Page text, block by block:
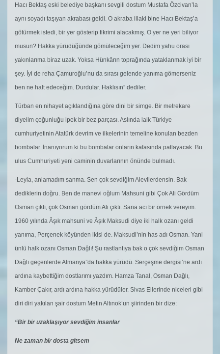
Hacı Bektaş eski belediye başkanı sevgili dostum Mustafa Özcivan’la
aynı soyadı taşıyan akrabası geldi. O akraba illaki bine Hacı Bektaş’a
götürmek istedi, bir yer gösterip fikrimi alacakmış. O yer ne yeri biliyor
musun? Hakka yürüdüğünde gömüleceğim yer. Dedim yahu orası
yakınlarıma biraz uzak. Yoksa Hünkârın toprağında yataklanmak iyi bir
şey. İyi de reha Çamuroğlu’nu da sırası gelende yanıma gömerseniz
ben ne halt edeceğim. Durdular. Haklısın” dediler.
Türban en nihayet açıklandığına göre dini bir simge. Bir metrekare
diyelim çoğunluğu ipek bir bez parçası. Aslında laik Türkiye
cumhuriyetinin Atatürk devrim ve ilkelerinin temeline konulan bezden
bombalar. İnanıyorum ki bu bombalar onların kafasında patlayacak. Bu
ulus Cumhuriyeti yeni caminin duvarlarının önünde bulmadı.
-Leyla, anlamadım sanma. Sen çok sevdiğim Alevilerdensin. Bak
dediklerin doğru. Ben de manevi oğlum Mahsuni gibi Çok Ali Gördüm
Osman çıktı, çok Osman gördüm Ali çıktı. Sana acı bir örnek vereyim.
1960 yılında Âşık mahsuni ve Âşık Maksudi diye iki halk ozanı geldi
yanıma, Perçenek köyünden ikisi de. Maksudi’nin has adı Osman. Yani
ünlü halk ozanı Osman Dağlı! Şu rastlantıya bak o çok sevdiğim Osman
Dağlı geçenlerde Almanya”da hakka yürüdü. Serçeşme dergisi’ne ardı
ardına kaybettiğim dostlarımı yazdım. Hamza Tanal, Osman Dağlı,
Kamber Çakır, ardı ardına hakka yürüdüler. Sivas Ellerinde niceleri gibi
diri diri yakılan şair dostum Metin Altınok’un şiirinden bir dize:
“Bir bir uzaklaşıyor sevdiğim insanlar
Ne zaman bir dosta gitsem